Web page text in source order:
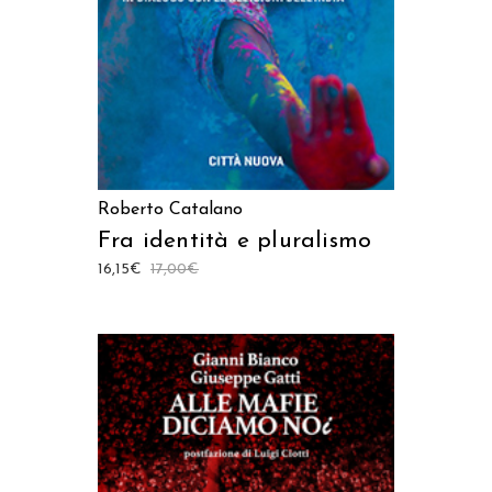
Roberto Catalano
Fra identità e pluralismo
17,00€
16,15€